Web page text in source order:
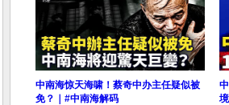
中南海惊天海啸！蔡奇中办主任疑似被
免？｜#中南海解码